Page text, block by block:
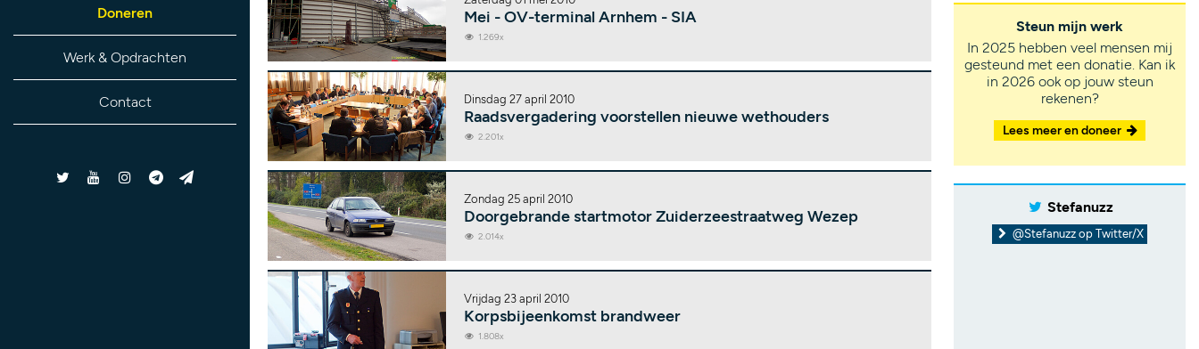
Doneren
Werk & Opdrachten
Contact
Mei - OV-terminal Arnhem - SIA
1.269x
Dinsdag 27 april 2010
Raadsvergadering voorstellen nieuwe wethouders
2.201x
Zondag 25 april 2010
Doorgebrande startmotor Zuiderzeestraatweg Wezep
2.014x
Vrijdag 23 april 2010
Korpsbijeenkomst brandweer
1.808x
Steun mijn werk
In 2025 hebben veel mensen mij
gesteund met een donatie. Kan ik
in 2026 ook op jouw steun
rekenen?
Lees meer en doneer
Stefanuzz
@Stefanuzz op Twitter/X